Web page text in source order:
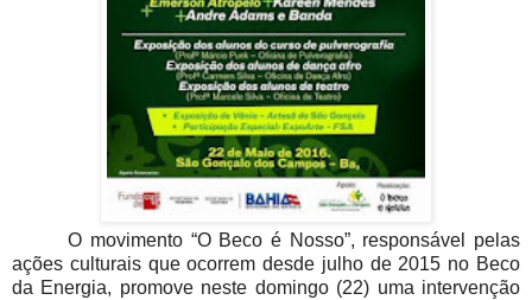
O movimento “O Beco é Nosso”, responsável pelas
ações culturais que ocorrem desde julho de 2015 no Beco
da Energia, promove neste domingo (22) uma intervenção